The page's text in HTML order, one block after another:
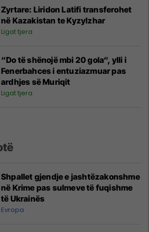
Zyrtare: Liridon Latifi transferohet
në Kazakistan te Kyzylzhar
Ligat tjera
“Do të shënojë mbi 20 gola“, ylli i
Fenerbahces i entuziazmuar pas
ardhjes së Muriqit
Ligat tjera
Shpallet gjendje e jashtëzakonshme
në Krime pas sulmeve të fuqishme
të Ukrainës
Evropa